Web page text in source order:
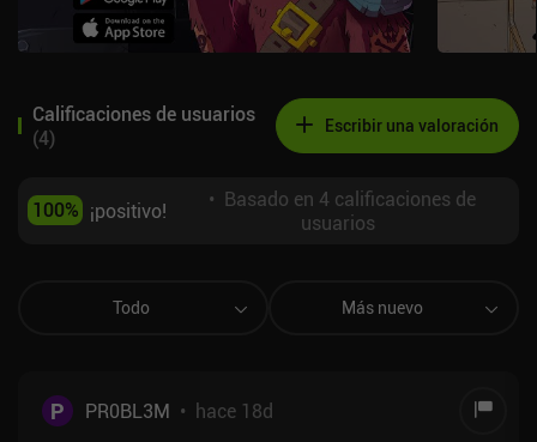
Calificaciones de usuarios
(4) Escribir una valoración
100% ¡positivo! • Basado en 4 calificaciones de
usuarios
Todo Más nuevo
P PR0BL3M • hace 18d